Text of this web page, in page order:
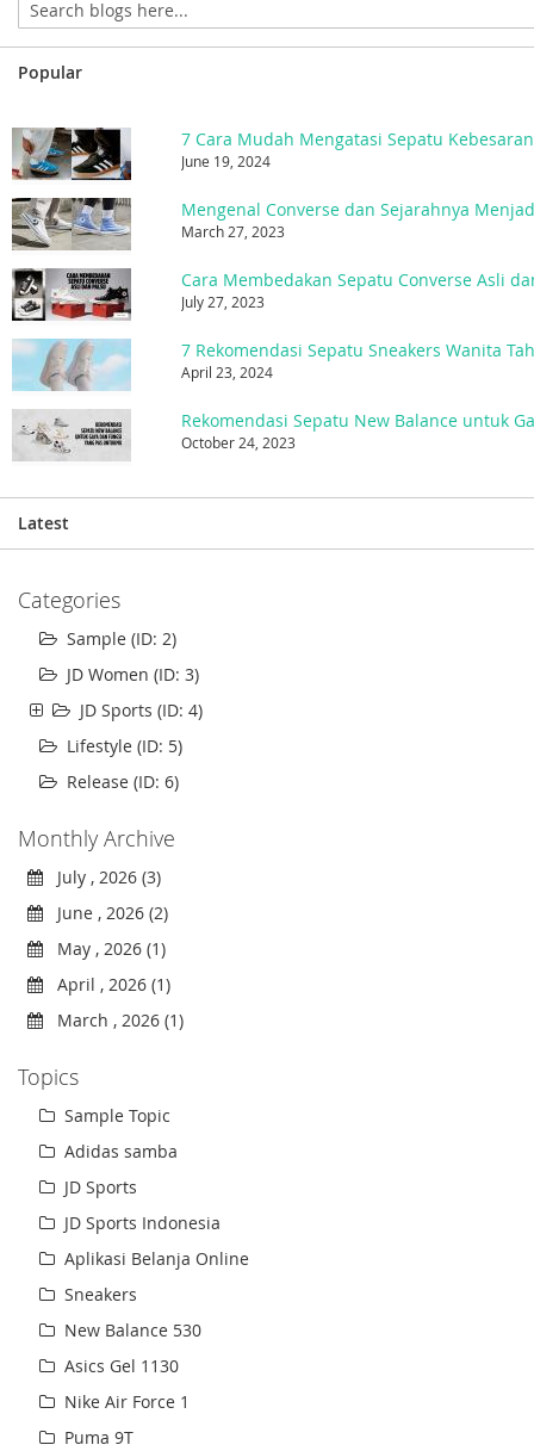
Popular
7 Cara Mudah Mengatasi Sepatu Kebesaran
June 19, 2024
March 27, 2023
Cara Membedakan Sepatu Converse Asli
July 27, 2023
7 Rekomendasi Sepatu Sneakers Wanita
April 23, 2024
October 24, 2023
Latest
Categories
Sample (ID: 2)
JD Women (ID: 3)
JD Sports (ID: 4)
Lifestyle (ID: 5)
Release (ID: 6)
Monthly Archive
July , 2026 (3)
June , 2026 (2)
May , 2026 (1)
April , 2026 (1)
March , 2026 (1)
Topics
Sample Topic
Adidas samba
JD Sports
JD Sports Indonesia
Aplikasi Belanja Online
Sneakers
New Balance 530
Asics Gel 1130
Nike Air Force 1
Puma 9T